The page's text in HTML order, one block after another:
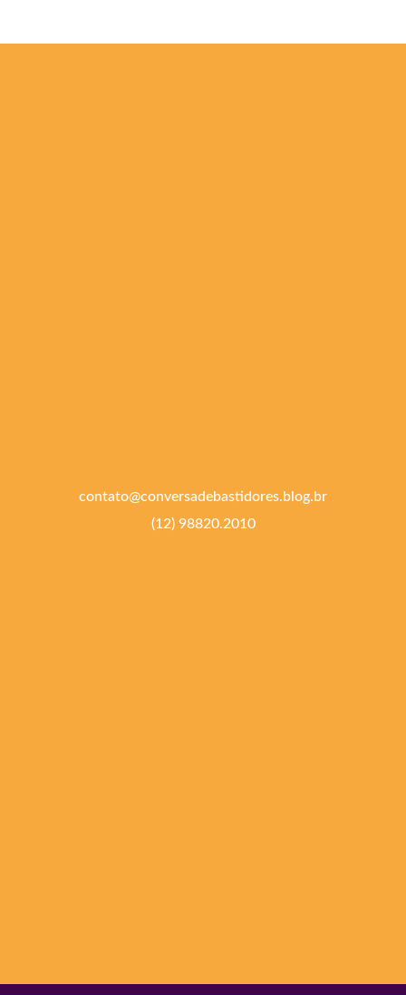
contato@conversadebastidores.blog.br
(12) 98820.2010